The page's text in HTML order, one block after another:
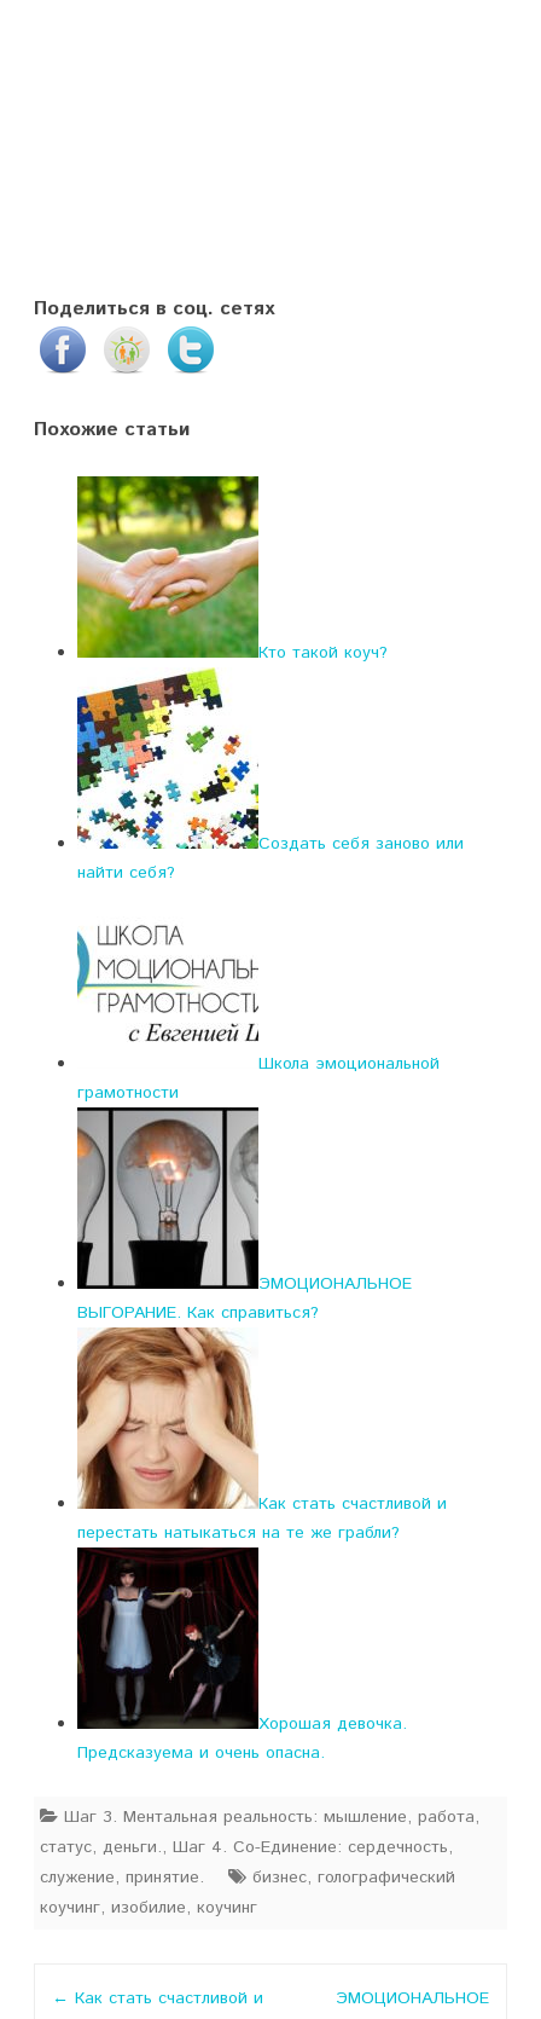
Поделиться в соц. сетях
Похожие статьи
Кто такой коуч?
Создать себя заново или
найти себя?
Школа эмоциональной
грамотности
ЭМОЦИОНАЛЬНОЕ
ВЫГОРАНИЕ. Как справиться?
Как стать счастливой и
перестать натыкаться на те же грабли?
Хорошая девочка.
Предсказуема и очень опасна.
Шаг 3. Ментальная реальность: мышление, работа,
статус, деньги., Шаг 4. Со-Единение: сердечность,
служение, принятие.
бизнес, голографический
коучинг, изобилие, коучинг
← Как стать счастливой и
ЭМОЦИОНАЛЬНОЕ